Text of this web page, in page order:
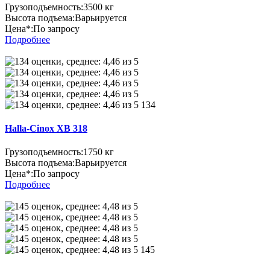
Грузоподъемность:3500 кг
Высота подъема:Варьируется
Цена*:По запросу
Подробнее
134
Halla-Cinox XB 318
Грузоподъемность:1750 кг
Высота подъема:Варьируется
Цена*:По запросу
Подробнее
145